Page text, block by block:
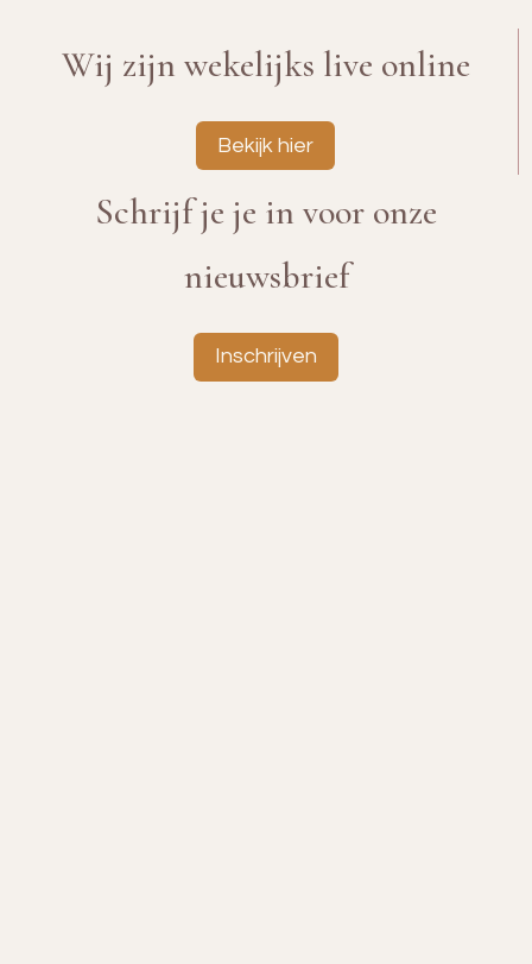
Wij zijn wekelijks live online
Bekijk hier
Schrijf je je in voor onze
nieuwsbrief
Inschrijven